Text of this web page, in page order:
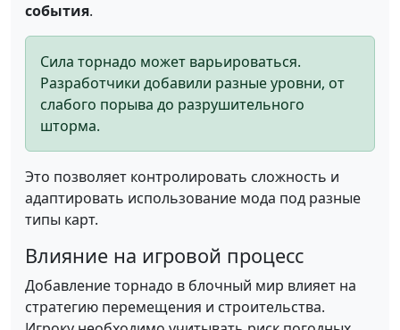
события.
Сила торнадо может варьироваться.
Разработчики добавили разные уровни, от
слабого порыва до разрушительного
шторма.
Это позволяет контролировать сложность и
адаптировать использование мода под разные
типы карт.
Влияние на игровой процесс
Добавление торнадо в блочный мир влияет на
стратегию перемещения и строительства.